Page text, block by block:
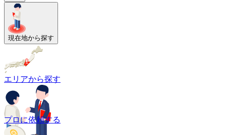
現在地から探す
エリアから探す
プロに依頼する